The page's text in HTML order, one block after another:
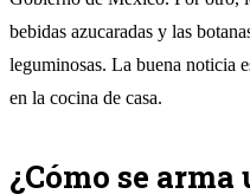
bebidas azucaradas y las
leguminosas. La buena noticia
en la cocina de casa.
¿Cómo se